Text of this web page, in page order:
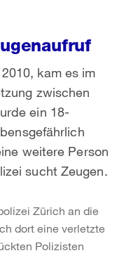
kam es im
zwischen
ein 18-
weitere Person
sucht Zeugen.
Zürich an die
dort eine verletzte
Polizisten